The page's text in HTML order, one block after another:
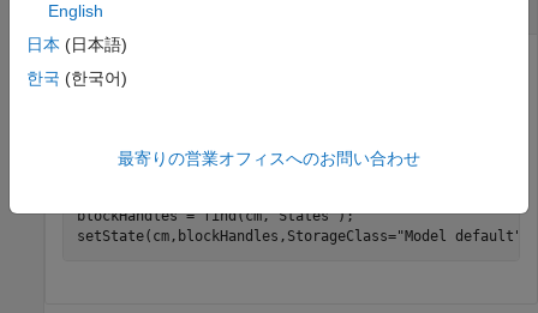
モデル コード マッピングで、モデル全体のブロック状態の
blockHandles = find(cm,"States");
setState(cm,blockHandles,StorageClass="Model default"
English
日本 (日本語)
한국 (한국어)
最寄りの営業オフィスへのお問い合わせ